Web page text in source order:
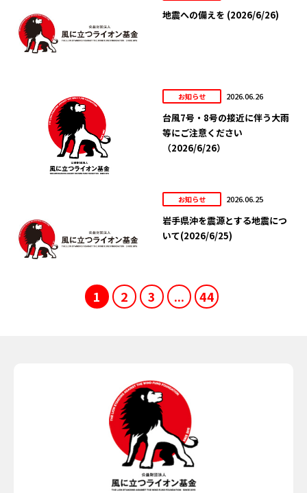
地震への備えを (2026/6/26)
お知らせ 2026.06.26
台風7号・8号の接近に伴う大雨
等にご注意ください
（2026/6/26）
お知らせ 2026.06.25
岩手県沖を震源とする地震につ
いて(2026/6/25)
1 2 3 ... 44